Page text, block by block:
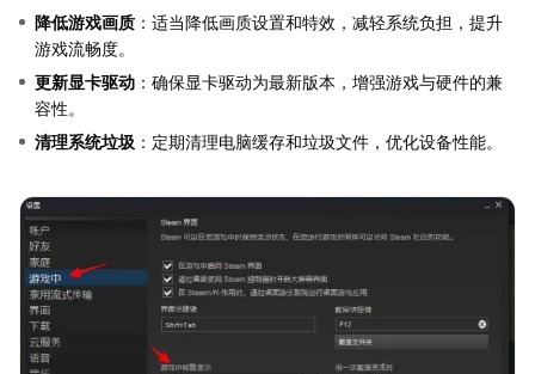
降低游戏画质 ：适当降低画质设置和特效，减轻系统负担，提升
游戏流畅度。
更新显卡驱动 ：确保显卡驱动为最新版本，增强游戏与硬件的兼
容性。
清理系统垃圾 ：定期清理电脑缓存和垃圾文件，优化设备性能。